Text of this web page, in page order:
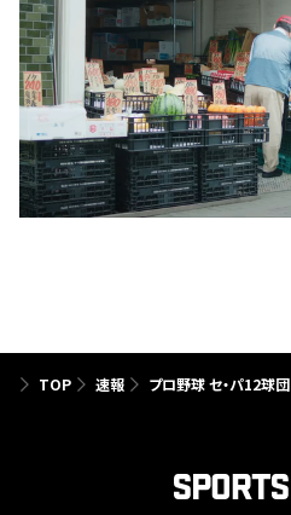
TOP 速報 プロ野球 セ・パ12球団